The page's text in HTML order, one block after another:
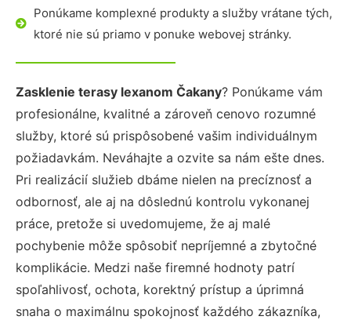
Ponúkame komplexné produkty a služby vrátane tých,
ktoré nie sú priamo v ponuke webovej stránky.
Zasklenie terasy lexanom Čakany? Ponúkame vám
profesionálne, kvalitné a zároveň cenovo rozumné
služby, ktoré sú prispôsobené vašim individuálnym
požiadavkám. Neváhajte a ozvite sa nám ešte dnes.
Pri realizácií služieb dbáme nielen na precíznosť a
odbornosť, ale aj na dôslednú kontrolu vykonanej
práce, pretože si uvedomujeme, že aj malé
pochybenie môže spôsobiť nepríjemné a zbytočné
komplikácie. Medzi naše firemné hodnoty patrí
spoľahlivosť, ochota, korektný prístup a úprimná
snaha o maximálnu spokojnosť každého zákazníka,